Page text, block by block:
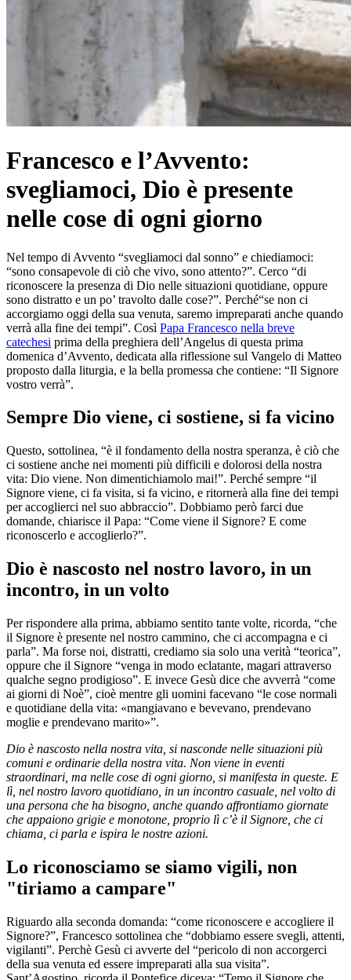
Francesco e l’Avvento:
svegliamoci, Dio è presente
nelle cose di ogni giorno
Nel tempo di Avvento “svegliamoci dal sonno” e chiediamoci:
“sono consapevole di ciò che vivo, sono attento?”. Cerco “di
riconoscere la presenza di Dio nelle situazioni quotidiane, oppure
sono distratto e un po’ travolto dalle cose?”. Perché“se non ci
accorgiamo oggi della sua venuta, saremo impreparati anche quando
verrà alla fine dei tempi”. Così Papa Francesco nella breve
catechesi prima della preghiera dell’Angelus di questa prima
domenica d’Avvento, dedicata alla riflessione sul Vangelo di Matteo
proposto dalla liturgia, e la bella promessa che contiene: “Il Signore
vostro verrà”.
Sempre Dio viene, ci sostiene, si fa vicino
Questo, sottolinea, “è il fondamento della nostra speranza, è ciò che
ci sostiene anche nei momenti più difficili e dolorosi della nostra
vita: Dio viene. Non dimentichiamolo mai!”. Perché sempre “il
Signore viene, ci fa visita, si fa vicino, e ritornerà alla fine dei tempi
per accoglierci nel suo abbraccio”. Dobbiamo però farci due
domande, chiarisce il Papa: “Come viene il Signore? E come
riconoscerlo e accoglierlo?”.
Dio è nascosto nel nostro lavoro, in un
incontro, in un volto
Per rispondere alla prima, abbiamo sentito tante volte, ricorda, “che
il Signore è presente nel nostro cammino, che ci accompagna e ci
parla”. Ma forse noi, distratti, crediamo sia solo una verità “teorica”,
oppure che il Signore “venga in modo eclatante, magari attraverso
qualche segno prodigioso”. E invece Gesù dice che avverrà “come
ai giorni di Noè”, cioè mentre gli uomini facevano “le cose normali
e quotidiane della vita: «mangiavano e bevevano, prendevano
moglie e prendevano marito»”.
Dio è nascosto nella nostra vita, si nasconde nelle situazioni più
comuni e ordinarie della nostra vita. Non viene in eventi
straordinari, ma nelle cose di ogni giorno, si manifesta in queste. E
lì, nel nostro lavoro quotidiano, in un incontro casuale, nel volto di
una persona che ha bisogno, anche quando affrontiamo giornate
che appaiono grigie e monotone, proprio lì c’è il Signore, che ci
chiama, ci parla e ispira le nostre azioni.
Lo riconosciamo se siamo vigili, non
"tiriamo a campare"
Riguardo alla seconda domanda: “come riconoscere e accogliere il
Signore?”, Francesco sottolinea che “dobbiamo essere svegli, attenti,
vigilanti”. Perchè Gesù ci avverte del “pericolo di non accorgerci
della sua venuta ed essere impreparati alla sua visita”.